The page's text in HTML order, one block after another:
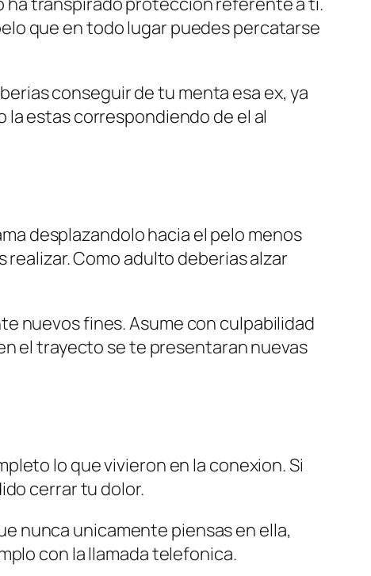
que en todo lugar puedes percatarse
conseguir de tu menta esa ex, ya
estas correspondiendo de el al
desplazandolo hacia el pelo menos
Como adulto deberias alzar
nuevos fines. Asume con culpabilidad
el trayecto se te presentaran nuevas
lo que vivieron en la conexion. Si
cerrar tu dolor.
nunca unicamente piensas en ella,
con la llamada telefonica.